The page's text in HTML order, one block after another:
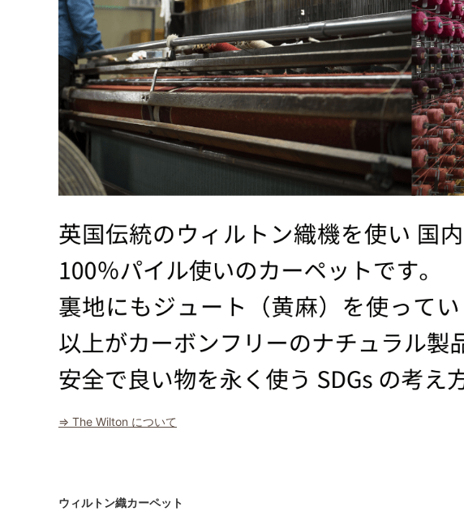
⇒ The Wilton について
ウィルトン織カーペット